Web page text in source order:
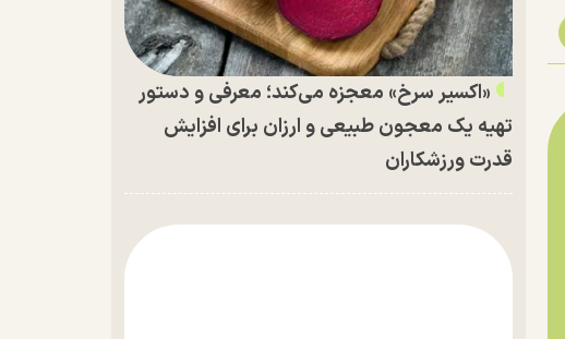
«اکسیر سرخ» معجزه می‌کند؛ معرفی و دستور
تهیه یک معجون طبیعی و ارزان برای افزایش
قدرت ورزشکاران